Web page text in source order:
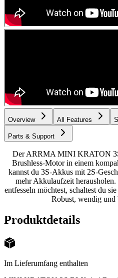
Overview All Features
Parts & Support
Der ARRMA MINI KRATON
Brushless-Motor in einem
kannst du 3S-Akkus mit 2S-
mehr Akkulaufzeit
entfesseln möchtest, schaltest du
Robust, wendig und
Produktdetails
Im Lieferumfang enthalten